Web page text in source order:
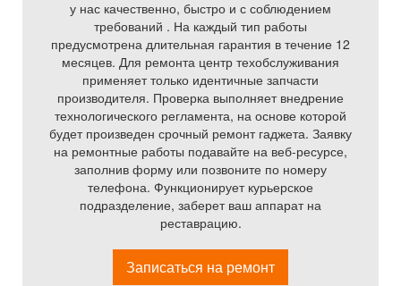
у нас качественно, быстро и с соблюдением
требований . На каждый тип работы
предусмотрена длительная гарантия в течение 12
месяцев. Для ремонта центр техобслуживания
применяет только идентичные запчасти
производителя. Проверка выполняет внедрение
технологического регламента, на основе которой
будет произведен срочный ремонт гаджета. Заявку
на ремонтные работы подавайте на веб-ресурсе,
заполнив форму или позвоните по номеру
телефона. Функционирует курьерское
подразделение, заберет ваш аппарат на
реставрацию.
Записаться на ремонт